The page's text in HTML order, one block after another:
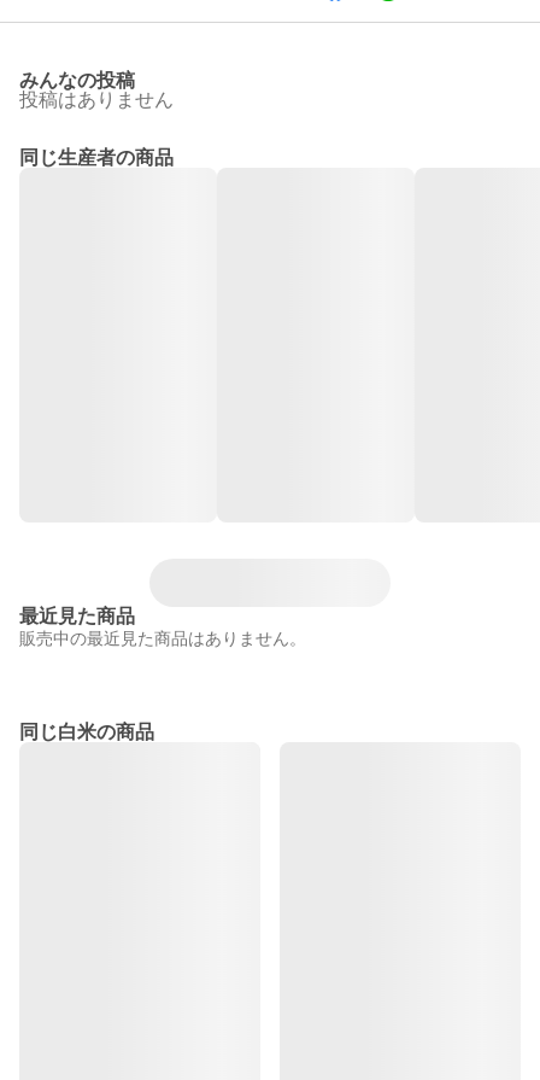
みんなの投稿
投稿はありません
同じ生産者の商品
最近見た商品
販売中の最近見た商品はありません。
同じ白米の商品